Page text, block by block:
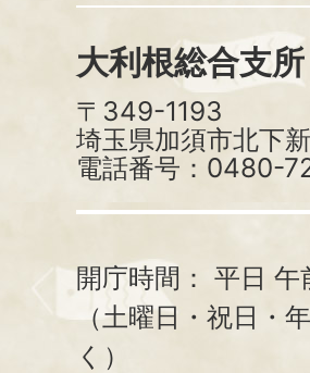
大利根総合支所
〒349-1193
埼玉県加須市北下
電話番号：0480-
開庁時間： 平日 午
（土曜日・祝日・
く）